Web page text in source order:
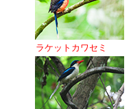
ラケットカワセミ